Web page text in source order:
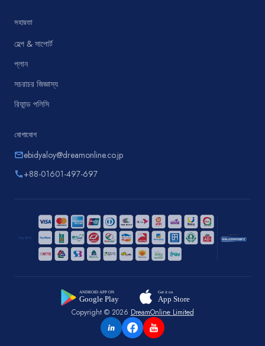
সহায়তা
হেল্প & সাপোর্ট
প্লান
সচরাচর জিজ্ঞাস্য
রিফান্ড পলিসি
যোগাযোগ
emailebidyaloy@dreamonline.co.jp
phone+88-01601-497-697
Copyright © 2026 DreamOnline Limited
in